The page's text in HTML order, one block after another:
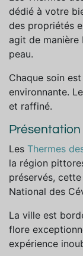
dédié à votre
des propriétés
agit de manière
peau.
Chaque soin
environnante.
et raffiné.
Présentation
Les Thermes
la région
préservés,
National des
La ville est
flore
expérience